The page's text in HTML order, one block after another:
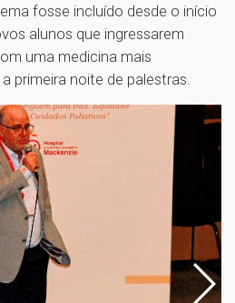
fosse incluído desde o início
alunos que ingressarem
uma medicina mais
primeira noite de palestras.